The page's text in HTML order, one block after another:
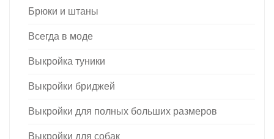
Брюки и штаны
Всегда в моде
Выкройка туники
Выкройки бриджей
Выкройки для полных больших размеров
Выкройки для собак